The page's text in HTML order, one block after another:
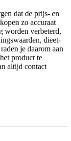
dat de prijs- en
zo accuraat
worden verbeterd,
dieet-
je daarom aan
product te
altijd contact